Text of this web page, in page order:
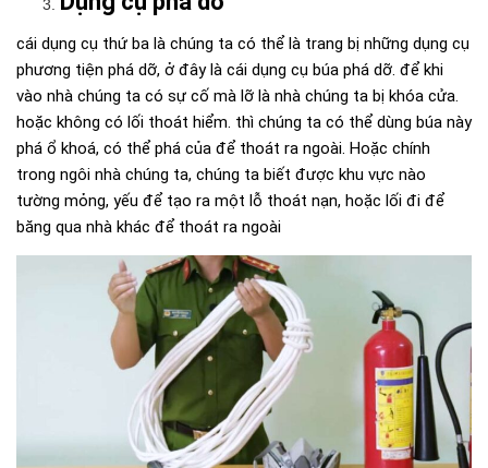
cái dụng cụ thứ ba là chúng ta có thể là trang bị những dụng cụ
phương tiện phá dỡ, ở đây là cái dụng cụ búa phá dỡ. để khi
vào nhà chúng ta có sự cố mà lỡ là nhà chúng ta bị khóa cửa.
hoặc không có lối thoát hiểm. thì chúng ta có thể dùng búa này
phá ổ khoá, có thể phá của để thoát ra ngoài. Hoặc chính
trong ngôi nhà chúng ta, chúng ta biết được khu vực nào
tường mỏng, yếu để tạo ra một lỗ thoát nạn, hoặc lối đi để
băng qua nhà khác để thoát ra ngoài